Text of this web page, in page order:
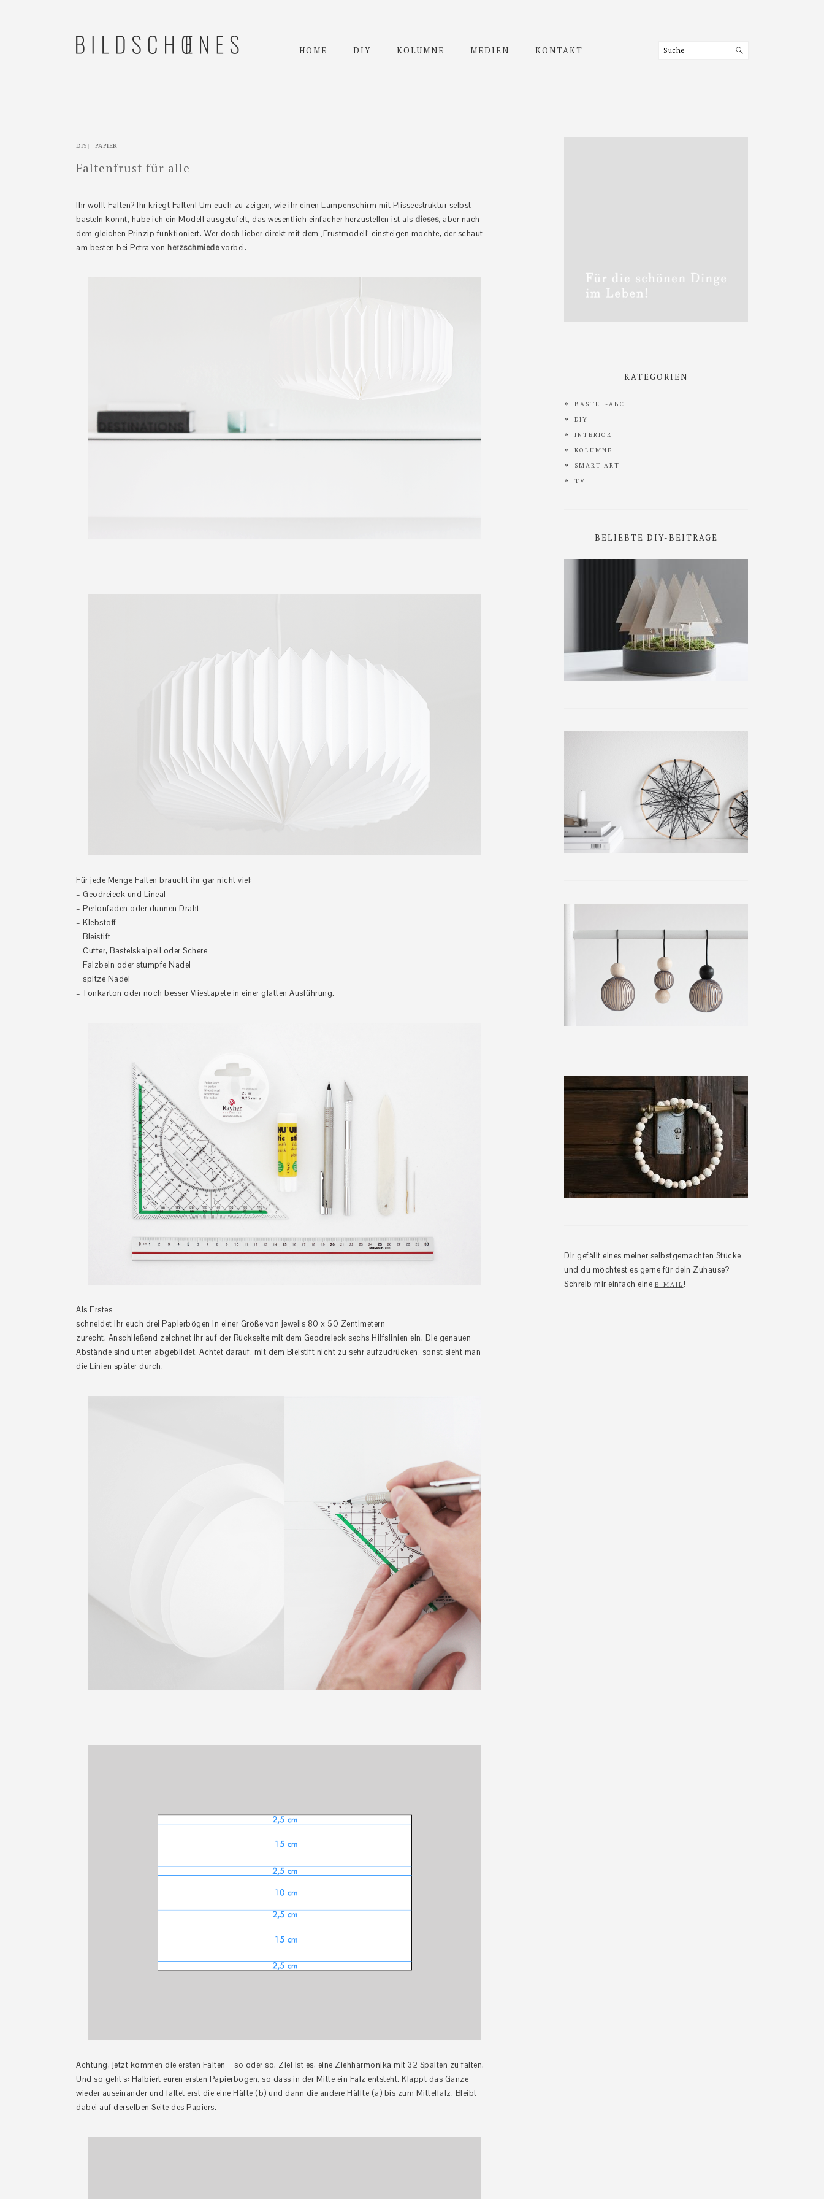
HOME DIY KOLUMNE MEDIEN KONTAKT Suche
DIY| PAPIER
Faltenfrust für alle
Ihr wollt Falten? Ihr kriegt Falten! Um euch zu zeigen, wie ihr einen Lampenschirm mit Plisseestruktur selbst
basteln könnt, habe ich ein Modell ausgetüfelt, das wesentlich einfacher herzustellen ist als dieses, aber nach
dem gleichen Prinzip funktioniert. Wer doch lieber direkt mit dem ‚Frustmodell‘ einsteigen möchte, der schaut
am besten bei Petra von herzschmiede vorbei.
Für jede Menge Falten braucht ihr gar nicht viel:
– Geodreieck und Lineal
– Perlonfaden oder dünnen Draht
– Klebstoff
– Bleistift
– Cutter, Bastelskalpell oder Schere
– Falzbein oder stumpfe Nadel
– spitze Nadel
– Tonkarton oder noch besser Vliestapete in einer glatten Ausführung.
Als Erstes
schneidet ihr euch drei Papierbögen in einer Größe von jeweils 80 x 50 Zentimetern
zurecht. Anschließend zeichnet ihr auf der Rückseite mit dem Geodreieck sechs Hilfslinien ein. Die genauen
Abstände sind unten abgebildet. Achtet darauf, mit dem Bleistift nicht zu sehr aufzudrücken, sonst sieht man
die Linien später durch.
Achtung, jetzt kommen die ersten Falten – so oder so. Ziel ist es, eine Ziehharmonika mit 32 Spalten zu falten.
Und so geht’s: Halbiert euren ersten Papierbogen, so dass in der Mitte ein Falz entsteht. Klappt das Ganze
wieder auseinander und faltet erst die eine Häfte (b) und dann die andere Hälfte (a) bis zum Mittelfalz. Bleibt
dabei auf derselben Seite des Papiers.
KATEGORIEN
BASTEL-ABC
DIY
INTERIOR
KOLUMNE
SMART ART
TV
BELIEBTE DIY-BEITRÄGE
Dir gefällt eines meiner selbstgemachten Stücke
und du möchtest es gerne für dein Zuhause?
Schreib mir einfach eine E-MAIL !